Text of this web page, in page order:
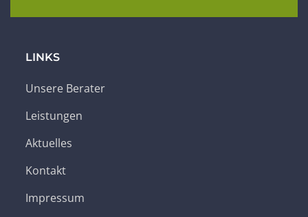
LINKS
Unsere Berater
Leistungen
Aktuelles
Kontakt
Impressum